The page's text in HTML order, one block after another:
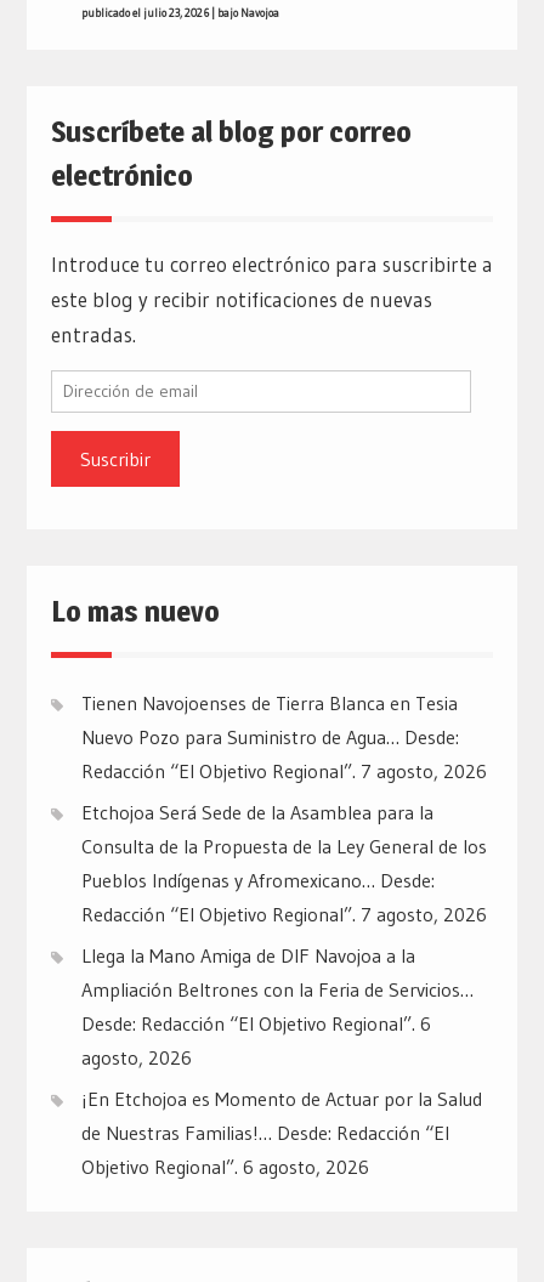
publicado el julio 23, 2026| bajoNavojoa
Suscríbete al blog por correo
electrónico
Introduce tu correo electrónico para suscribirte a
este blog y recibir notificaciones de nuevas
entradas.
Dirección
email
Lo mas nuevo
Tienen Navojoenses de Tierra Blanca en Tesia
Nuevo Pozo para Suministro de Agua… Desde:
Redacción “El Objetivo Regional”. 7 agosto, 2026
Etchojoa Será Sede de la Asamblea para la
Consulta de la Propuesta de la Ley General de los
Pueblos Indígenas y Afromexicano… Desde:
Redacción “El Objetivo Regional”. 7 agosto, 2026
Llega la Mano Amiga de DIF Navojoa a la
Ampliación Beltrones con la Feria de Servicios…
Desde: Redacción “El Objetivo Regional”. 6
agosto, 2026
¡En Etchojoa es Momento de Actuar por la Salud
de Nuestras Familias!… Desde: Redacción “El
Objetivo Regional”. 6 agosto, 2026